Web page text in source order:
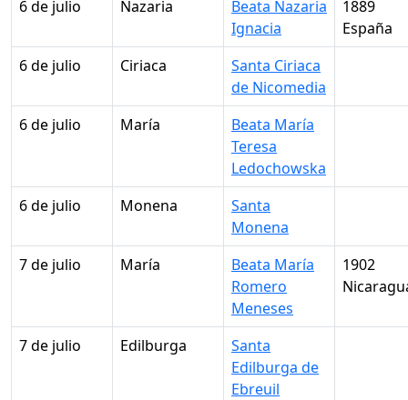
6 de julio Nazaria
Beata Nazaria
Ignacia
1889
España
6 de julio
Ciriaca
Santa Ciriaca
de Nicomedia
6 de julio
María
Beata María
Teresa
Ledochowska
6 de julio
Monena
Santa
Monena
7 de julio
María
Beata María
Romero
Meneses
1902
7 de julio Edilburga
Santa
Edilburga de
Ebreuil